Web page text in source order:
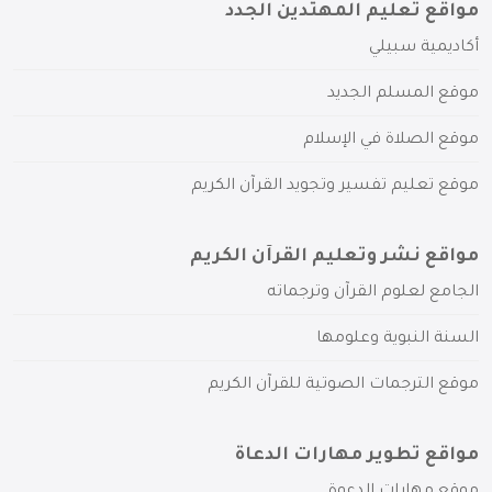
مواقع تعليم المهتدين الجدد
أكاديمية سبيلي
موقع المسلم الجديد
موقع الصلاة في الإسلام
موقع تعليم تفسير وتجويد القرآن الكريم
مواقع نشر وتعليم القرآن الكريم
الجامع لعلوم القرآن وترجماته
السنة النبوية وعلومها
موقع الترجمات الصوتية للقرآن الكريم
مواقع تطوير مهارات الدعاة